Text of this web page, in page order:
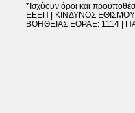
*Ισχύουν όροι και
ΕΕΕΠ | ΚΙΝΔΥΝΟΣ
ΒΟΗΘΕΙΑΣ EOPAE: 1114 |